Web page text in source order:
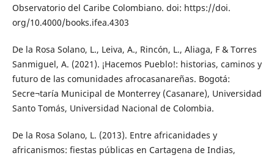
Observatorio del Caribe Colombiano. doi: https://doi.
org/10.4000/books.ifea.4303
De la Rosa Solano, L., Leiva, A., Rincón, L., Aliaga, F & Torres
Sanmiguel, A. (2021). ¡Hacemos Pueblo!: historias, caminos y
futuro de las comunidades afrocasanareñas. Bogotá:
Secre¬taría Municipal de Monterrey (Casanare), Universidad
Santo Tomás, Universidad Nacional de Colombia.
De la Rosa Solano, L. (2013). Entre africanidades y
africanismos: fiestas públicas en Cartagena de Indias,